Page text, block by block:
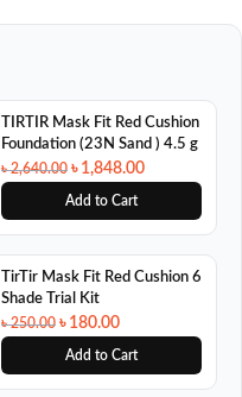
SALE
TIRTIR Mask Fit Red Cushion
Foundation (23N Sand ) 4.5 g
৳2,640.00 ৳ 1,848.00
Add to Cart
SALE
TirTir Mask Fit Red Cushion 6
Shade Trial Kit
৳250.00 ৳ 180.00
Add to Cart